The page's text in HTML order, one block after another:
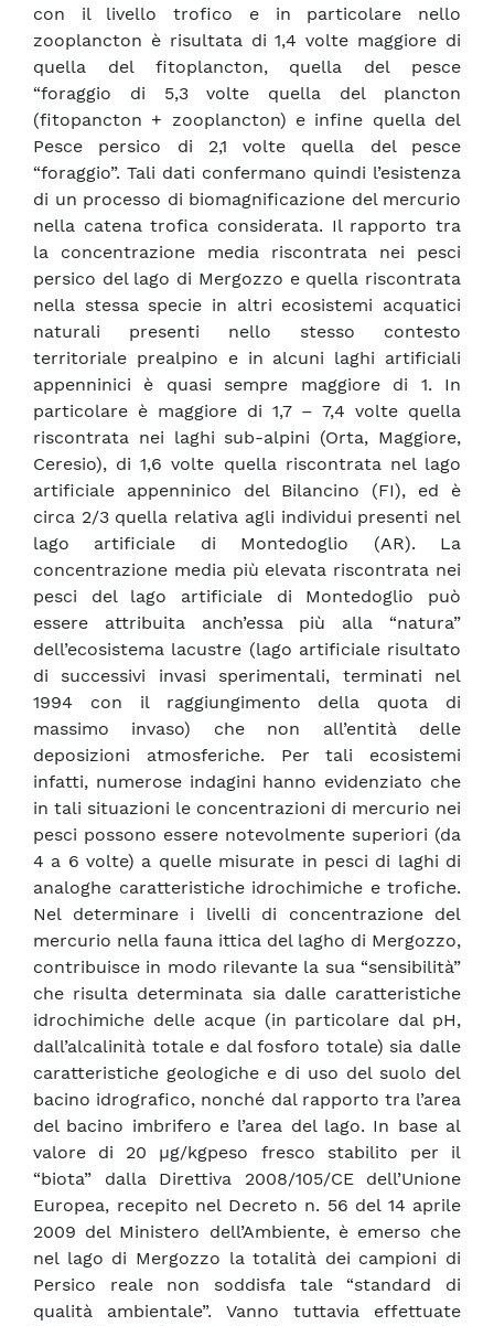
con il livello trofico e in particolare nello
zooplancton è risultata di 1,4 volte maggiore di
quella del fitoplancton, quella del pesce
“foraggio di 5,3 volte quella del plancton
(fitopancton + zooplancton) e infine quella del
Pesce persico di 2,1 volte quella del pesce
“foraggio”. Tali dati confermano quindi l’esistenza
di un processo di biomagnificazione del mercurio
nella catena trofica considerata. Il rapporto tra
la concentrazione media riscontrata nei pesci
persico del lago di Mergozzo e quella riscontrata
nella stessa specie in altri ecosistemi acquatici
naturali presenti nello stesso contesto
territoriale prealpino e in alcuni laghi artificiali
appenninici è quasi sempre maggiore di 1. In
particolare è maggiore di 1,7 – 7,4 volte quella
riscontrata nei laghi sub-alpini (Orta, Maggiore,
Ceresio), di 1,6 volte quella riscontrata nel lago
artificiale appenninico del Bilancino (FI), ed è
circa 2/3 quella relativa agli individui presenti nel
lago artificiale di Montedoglio (AR). La
concentrazione media più elevata riscontrata nei
pesci del lago artificiale di Montedoglio può
essere attribuita anch’essa più alla “natura”
dell’ecosistema lacustre (lago artificiale risultato
di successivi invasi sperimentali, terminati nel
1994 con il raggiungimento della quota di
massimo invaso) che non all’entità delle
deposizioni atmosferiche. Per tali ecosistemi
infatti, numerose indagini hanno evidenziato che
in tali situazioni le concentrazioni di mercurio nei
pesci possono essere notevolmente superiori (da
4 a 6 volte) a quelle misurate in pesci di laghi di
analoghe caratteristiche idrochimiche e trofiche.
Nel determinare i livelli di concentrazione del
mercurio nella fauna ittica del lagho di Mergozzo,
contribuisce in modo rilevante la sua “sensibilità”
che risulta determinata sia dalle caratteristiche
idrochimiche delle acque (in particolare dal pH,
dall’alcalinità totale e dal fosforo totale) sia dalle
caratteristiche geologiche e di uso del suolo del
bacino idrografico, nonché dal rapporto tra l’area
del bacino imbrifero e l’area del lago. In base al
valore di 20 µg/kgpeso fresco stabilito per il
“biota” dalla Direttiva 2008/105/CE dell’Unione
Europea, recepito nel Decreto n. 56 del 14 aprile
2009 del Ministero dell’Ambiente, è emerso che
nel lago di Mergozzo la totalità dei campioni di
Persico reale non soddisfa tale “standard di
qualità ambientale”. Vanno tuttavia effettuate